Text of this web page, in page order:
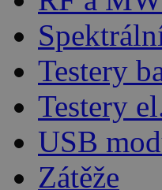
Testery
Testery
USB
Zátěže